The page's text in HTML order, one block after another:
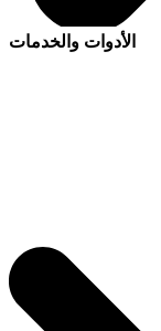
الأدوات والخدمات